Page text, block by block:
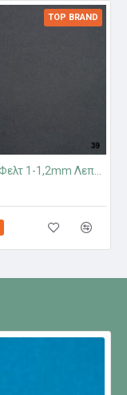
TOP BRAND
Τσόχα Φελτ 1-1,2mm Λεπτή 539